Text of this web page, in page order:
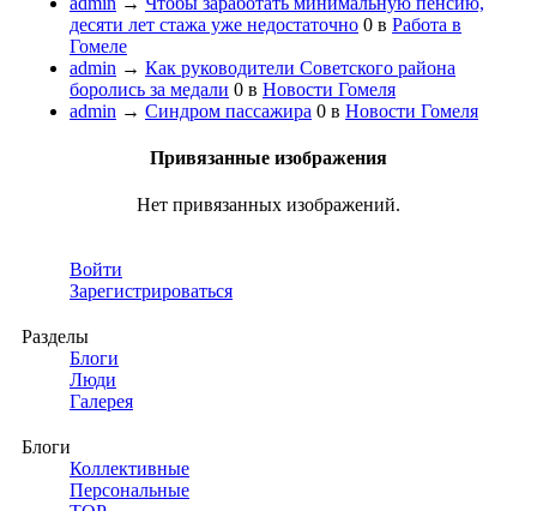
десяти лет стажа уже недостаточно 0 в Работа в
Гомеле
admin → Как руководители Советского района
боролись за медали 0 в Новости Гомеля
admin → Синдром пассажира 0 в Новости Гомеля
Привязанные изображения
Нет привязанных изображений.
Войти
Зарегистрироваться
Разделы
Блоги
Люди
Галерея
Блоги
Коллективные
Персональные